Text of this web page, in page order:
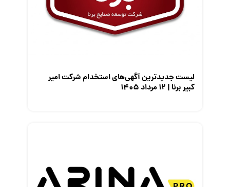
معرفی متخصصان منابع انسانی
لیست جدیدترین آگهی‌های استخدام شرکت امیر
کبیر برنا | ۱۲ مرداد ۱۴۰۵